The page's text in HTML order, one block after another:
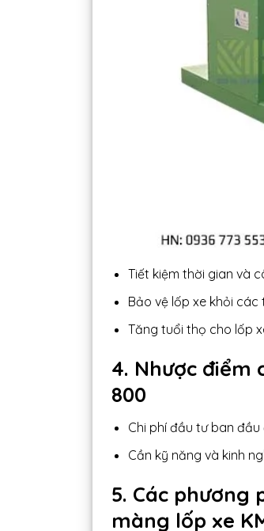
Tiết kiệm thời gian và
Bảo vệ lốp xe khỏi
Tăng tuổi thọ cho lốp
4. Nhược điểm
800
Chi phí đầu tư ban
Cần kỹ năng và kinh
5. Các phương
màng lốp xe